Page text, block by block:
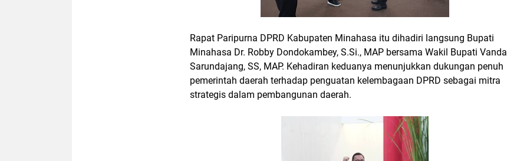
Rapat Paripurna DPRD Kabupaten Minahasa itu dihadiri langsung Bupati
Minahasa Dr. Robby Dondokambey, S.Si., MAP bersama Wakil Bupati Vanda
Sarundajang, SS, MAP. Kehadiran keduanya menunjukkan dukungan penuh
pemerintah daerah terhadap penguatan kelembagaan DPRD sebagai mitra
strategis dalam pembangunan daerah.